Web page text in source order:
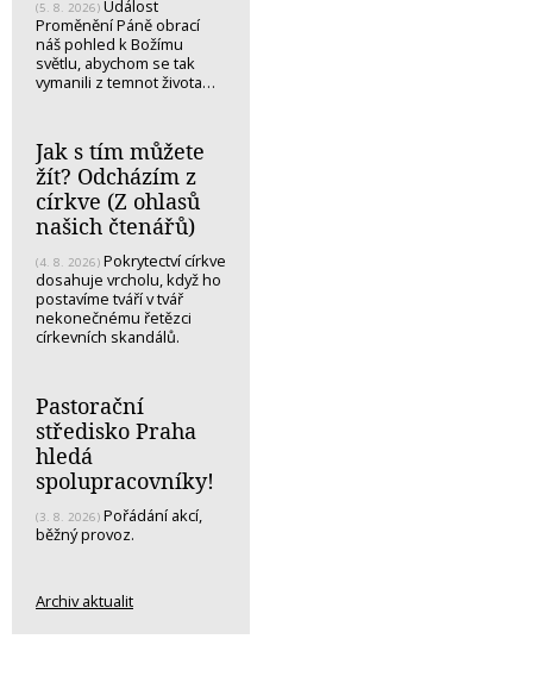
(5. 8. 2026) Událost
Proměnění Páně obrací
náš pohled k Božímu
světlu, abychom se tak
vymanili z temnot života…
Jak s tím můžete
žít? Odcházím z
církve (Z ohlasů
našich čtenářů)
(4. 8. 2026) Pokrytectví církve
dosahuje vrcholu, když ho
postavíme tváří v tvář
nekonečnému řetězci
církevních skandálů.
Pastorační
středisko Praha
hledá
spolupracovníky!
(3. 8. 2026) Pořádání akcí,
běžný provoz.
Archiv aktualit